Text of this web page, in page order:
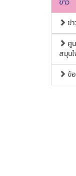
ข่าว
ข่
ศู
สมุน
ข้